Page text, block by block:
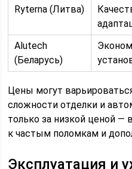
Ryterna (Литва)
Alutech
(Беларусь)
Цены могут
сложности отделки и
только за низкой ценой —
к частым поломкам и
Эксплуатация и